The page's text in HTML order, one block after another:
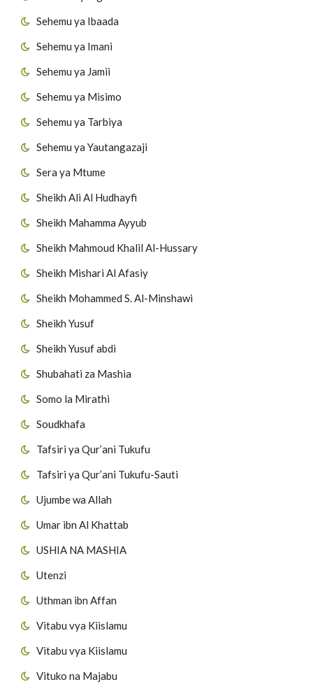
Sehemu ya Ibaada
Sehemu ya Imani
Sehemu ya Jamii
Sehemu ya Misimo
Sehemu ya Tarbiya
Sehemu ya Yautangazaji
Sera ya Mtume
Sheikh Ali Al Hudhayfi
Sheikh Mahamma Ayyub
Sheikh Mahmoud Khalil Al-Hussary
Sheikh Mishari Al Afasiy
Sheikh Mohammed S. Al-Minshawi
Sheikh Yusuf
Sheikh Yusuf abdi
Shubahati za Mashia
Somo la Mirathi
Soudkhafa
Tafsiri ya Qur’ani Tukufu
Tafsiri ya Qur’ani Tukufu-Sauti
Ujumbe wa Allah
Umar ibn Al Khattab
USHIA NA MASHIA
Utenzi
Uthman ibn Affan
Vitabu vya Kiislamu
Vitabu vya Kiislamu
Vituko na Majabu